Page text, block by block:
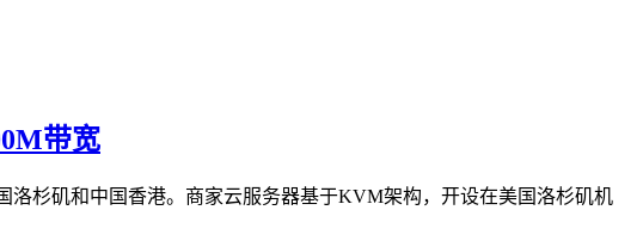
带宽
洛杉矶和中国香港。商家云服务器基于KVM架构，开设在美国洛杉矶机